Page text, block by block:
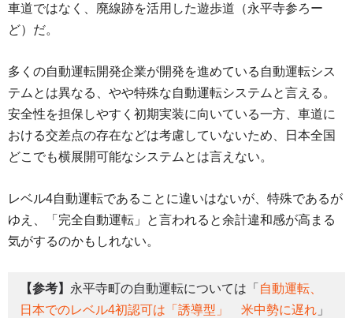
車道ではなく、廃線跡を活用した遊歩道（永平寺参ろー
ど）だ。
多くの自動運転開発企業が開発を進めている自動運転シス
テムとは異なる、やや特殊な自動運転システムと言える。
安全性を担保しやすく初期実装に向いている一方、車道に
おける交差点の存在などは考慮していないため、日本全国
どこでも横展開可能なシステムとは言えない。
レベル4自動運転であることに違いはないが、特殊であるが
ゆえ、「完全自動運転」と言われると余計違和感が高まる
気がするのかもしれない。
【参考】 永平寺町の自動運転については「 自動運転、
日本でのレベル4初認可は「誘導型」 米中勢に遅れ 」